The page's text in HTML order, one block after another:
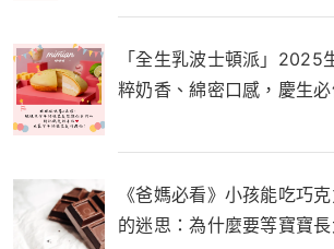
「全生乳波士頓派」2025
粹奶香、綿密口感，慶生必
《爸媽必看》小孩能吃巧
的迷思：為什麼要等寶寶長